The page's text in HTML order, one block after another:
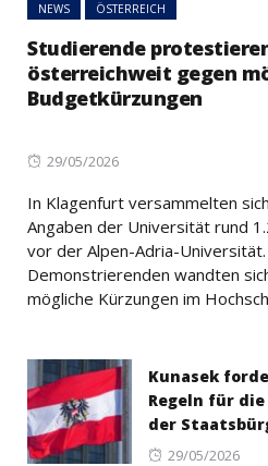
NEWS ÖSTERREICH
Studierende
österreichweit gegen
Budgetkürzungen
Posted
29/05/2026
In Klagenfurt versammelten
Angaben der Universität rund
vor der Alpen-Adria-Universität.
Demonstrierenden wandten
mögliche Kürzungen im
Kunasek
Regeln für
der
Posted
29/05/2026